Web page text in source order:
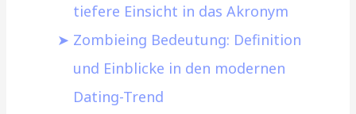
tiefere Einsicht in das Akronym
Zombieing Bedeutung: Definition
und Einblicke in den modernen
Dating-Trend